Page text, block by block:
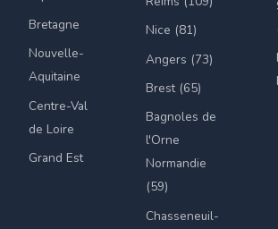
Bretagne
Nouvelle-
Aquitaine
Centre-Val
de Loire
Grand Est
Nice (81)
Angers (73)
Brest (65)
Bagnoles de
l'Orne
Normandie
(59)
Chasseneuil-